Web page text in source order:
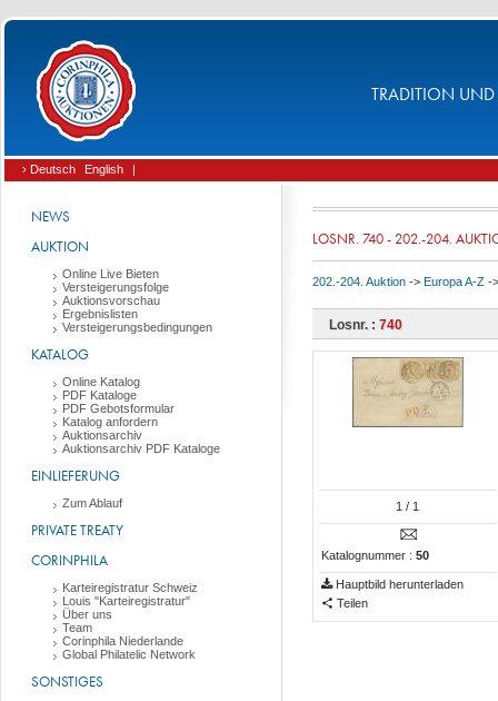
TRADITION UND
› Deutsch English |
NEWS
AUKTION
Online Live Bieten
Versteigerungsfolge
Auktionsvorschau
Ergebnislisten
Versteigerungsbedingungen
KATALOG
Online Katalog
PDF Kataloge
PDF Gebotsformular
Katalog anfordern
Auktionsarchiv
Auktionsarchiv PDF Kataloge
EINLIEFERUNG
Zum Ablauf
PRIVATE TREATY
CORINPHILA
Karteiregistratur Schweiz
Louis "Karteiregistratur"
Über uns
Team
Corinphila Niederlande
Global Philatelic Network
SONSTIGES
LOSNR. 740 - 202.-204.
202.-204. Auktion -> Europa A-Z -
Losnr. : 740
1 / 1
Katalognummer : 50
Hauptbild herunterladen
Teilen